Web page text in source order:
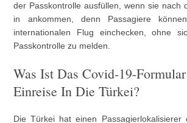
der Passkontrolle ausfüllen, wenn sie nach
in ankommen, denn Passagiere
internationalen Flug einchecken, ohne
Passkontrolle zu melden.
Was Ist Das Covid-19-
Einreise In Die Türkei?
Die Türkei hat einen Passagierlokalisierer